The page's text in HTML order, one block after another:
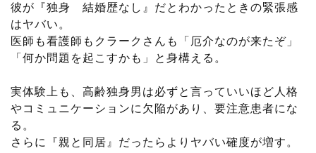
彼が『独身 結婚歴なし』だとわかったときの緊張感
はヤバい。
医師も看護師もクラークさんも「厄介なのが来たぞ」
「何か問題を起こすかも」と身構える。
実体験上も、高齢独身男は必ずと言っていいほど人格
やコミュニケーションに欠陥があり、要注意患者にな
る。
さらに『親と同居』だったらよりヤバい確度が増す。